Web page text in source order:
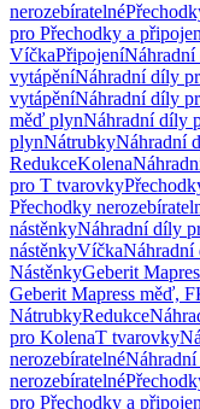
nerozebíratelné
pro Přechodky a
VíčkaPřipojení
vytápěníNáhradní díly
vytápěníNáhradní díly
měď plynNáhradní díly
plynNátrubkyNáhradní
RedukceKolena
pro T tvarovky
Přechodky
nástěnkyNáhradní díly
nástěnkyVíčka
NástěnkyGeberit
Geberit Mapress měď,
NátrubkyRedukce
pro KolenaT tvarovky
nerozebíratelné
nerozebíratelné
pro Přechodky a